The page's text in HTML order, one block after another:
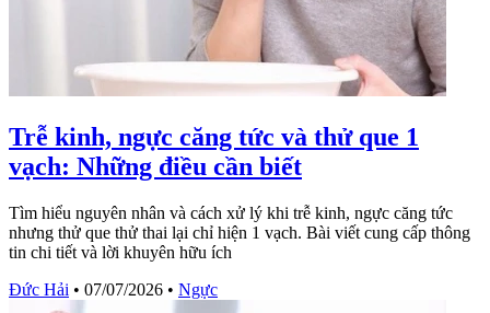
Trễ kinh, ngực căng tức và thử que 1
vạch: Những điều cần biết
Tìm hiểu nguyên nhân và cách xử lý khi trễ kinh, ngực căng tức
nhưng thử que thử thai lại chỉ hiện 1 vạch. Bài viết cung cấp thông
tin chi tiết và lời khuyên hữu ích
Đức Hải • 07/07/2026 • Ngực